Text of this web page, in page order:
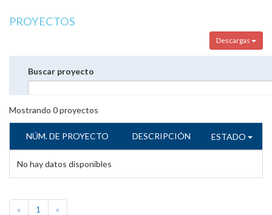
PROYECTOS
Descargas
Buscar proyecto
Mostrando 0proyectos
NÚM. DE PROYECTO DESCRIPCIÓN ESTADO
No hay datos disponibles
« 1 »